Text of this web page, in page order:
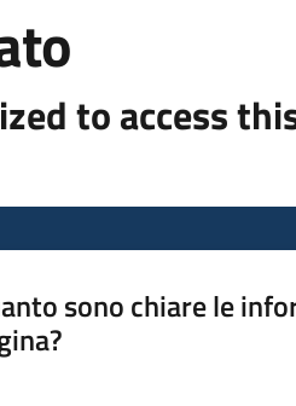
to access
sono chiare le